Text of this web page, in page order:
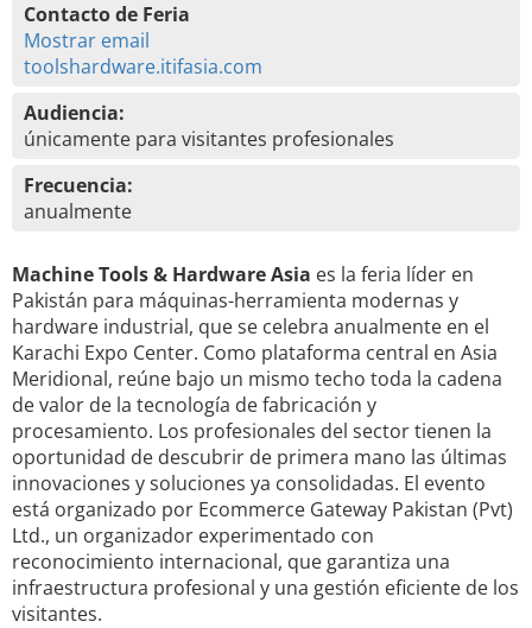
Contacto de Feria
Mostrar email
toolshardware.itifasia.com
Audiencia:
únicamente para visitantes profesionales
Frecuencia:
anualmente
Machine Tools & Hardware Asia es la feria líder en
Pakistán para máquinas-herramienta modernas y
hardware industrial, que se celebra anualmente en el
Karachi Expo Center. Como plataforma central en Asia
Meridional, reúne bajo un mismo techo toda la cadena
de valor de la tecnología de fabricación y
procesamiento. Los profesionales del sector tienen la
oportunidad de descubrir de primera mano las últimas
innovaciones y soluciones ya consolidadas. El evento
está organizado por Ecommerce Gateway Pakistan (Pvt)
Ltd., un organizador experimentado con
reconocimiento internacional, que garantiza una
infraestructura profesional y una gestión eficiente de los
visitantes.